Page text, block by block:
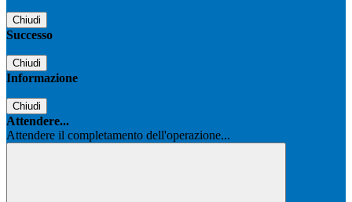
Chiudi
Successo
Chiudi
Informazione
Chiudi
Attendere...
Attendere il completamento dell'operazione...